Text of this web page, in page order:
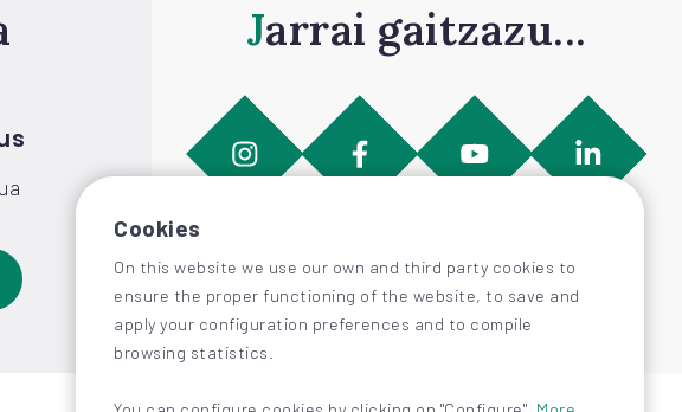
Jarrai gaitzazu...
Cookies
On this website we use our own and third party cookies to
ensure the proper functioning of the website, to save and
apply your configuration preferences and to compile
browsing statistics.